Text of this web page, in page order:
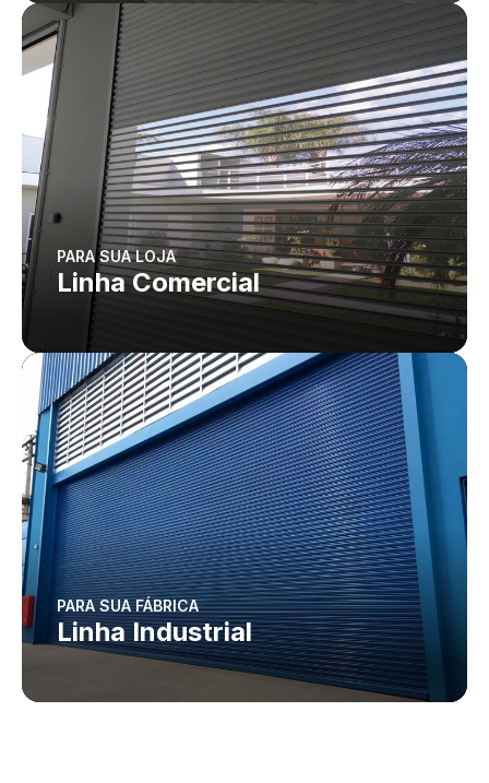
PARA SUA LOJA
Linha Comercial
PARA SUA FÁBRICA
Linha Industrial